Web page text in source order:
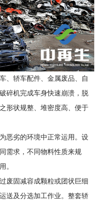
轿车配件、金属废品、自
碎机完成车身快速崩溃，脱
形状规整、堆密度高、便于
劣的环境中正常运用。设
需求，不同物料性质来规
。
固减容成颗粒或团状巨细
送及分选加工作业。整套轿